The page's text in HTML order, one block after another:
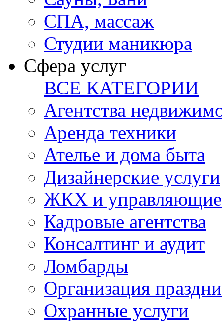
СПА, массаж
Студии маникюра
Сфера услуг
ВСЕ КАТЕГОРИИ
Агентства
Аренда техники
Ателье и дома быта
Дизайнерские услуги
ЖКХ и управляющие
Кадровые агентства
Консалтинг и аудит
Ломбарды
Организация
Охранные услуги